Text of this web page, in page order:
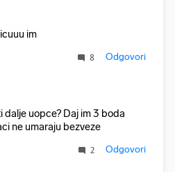
im
8 Odgovori
dalje uopce? Daj im 3 boda
ne umaraju bezveze
2 Odgovori